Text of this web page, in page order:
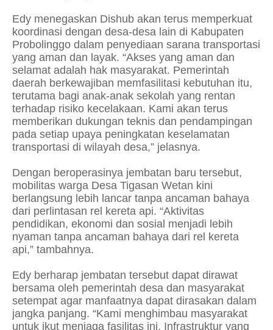
Edy menegaskan Dishub akan terus memperkuat
koordinasi dengan desa-desa lain di Kabupaten
Probolinggo dalam penyediaan sarana transportasi
yang aman dan layak. “Akses yang aman dan
selamat adalah hak masyarakat. Pemerintah
daerah berkewajiban memfasilitasi kebutuhan itu,
terutama bagi anak-anak sekolah yang rentan
terhadap risiko kecelakaan. Kami akan terus
memberikan dukungan teknis dan pendampingan
pada setiap upaya peningkatan keselamatan
transportasi di wilayah desa,” jelasnya.
Dengan beroperasinya jembatan baru tersebut,
mobilitas warga Desa Tigasan Wetan kini
berlangsung lebih lancar tanpa ancaman bahaya
dari perlintasan rel kereta api. “Aktivitas
pendidikan, ekonomi dan sosial menjadi lebih
nyaman tanpa ancaman bahaya dari rel kereta
api,” tambahnya.
Edy berharap jembatan tersebut dapat dirawat
bersama oleh pemerintah desa dan masyarakat
setempat agar manfaatnya dapat dirasakan dalam
jangka panjang. “Kami menghimbau masyarakat
untuk ikut menjaga fasilitas ini. Infrastruktur yang